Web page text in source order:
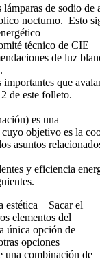
de sodio
nocturno. Esto
técnico de CIE
de luz
que
de este folleto.
es una
objetivo es la
asuntos
y eficiencia
estética Sacar el
elementos del
única opción de
opciones
una combinación de